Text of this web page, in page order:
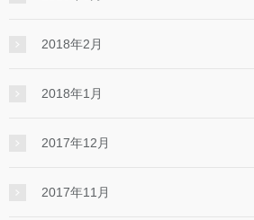
2018年2月
2018年1月
2017年12月
2017年11月